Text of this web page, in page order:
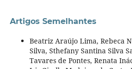
Artigos Semelhantes
Beatriz Araújo Lima, Rebeca
Silva, Sthefany Santina Silva
Tavares de Pontes, Renata